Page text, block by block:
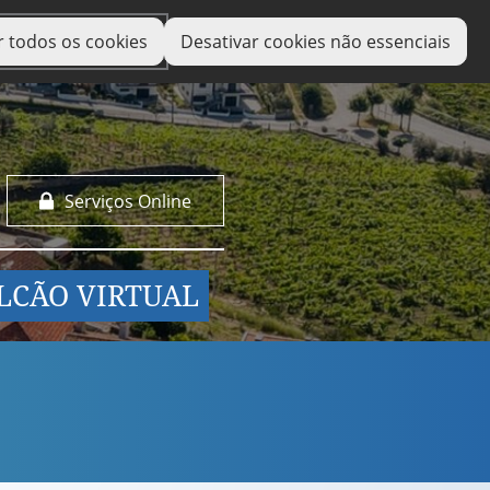
todos os cookies Desativar cookies não essenciais
Serviços Online
VIRTUAL